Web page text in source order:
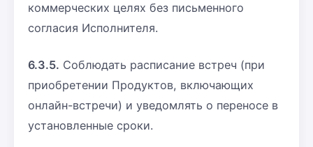
коммерческих целях без письменного
согласия Исполнителя.
6.3.5. Соблюдать расписание встреч (при
приобретении Продуктов, включающих
онлайн-встречи) и уведомлять о переносе в
установленные сроки.